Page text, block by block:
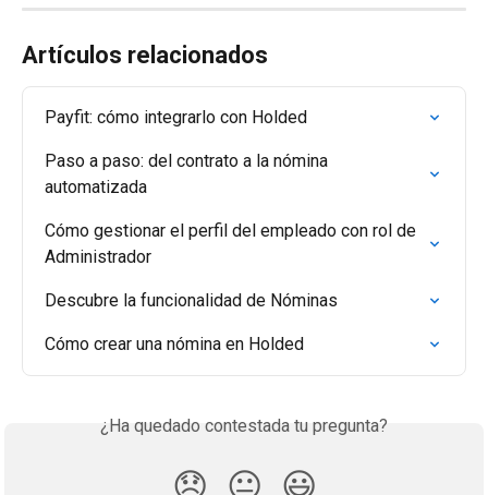
Artículos relacionados
Payfit: cómo integrarlo con Holded
Paso a paso: del contrato a la nómina
automatizada
Cómo gestionar el perfil del empleado con rol de
Administrador
Descubre la funcionalidad de Nóminas
Cómo crear una nómina en Holded
¿Ha quedado contestada tu pregunta?
😞 😐 😃